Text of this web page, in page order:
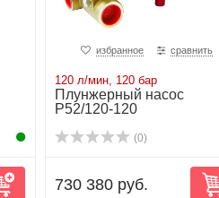
избранное сравнить
120 л/мин, 120 бар
Плунжерный насос
P52/120-120
(0)
730 380 руб.